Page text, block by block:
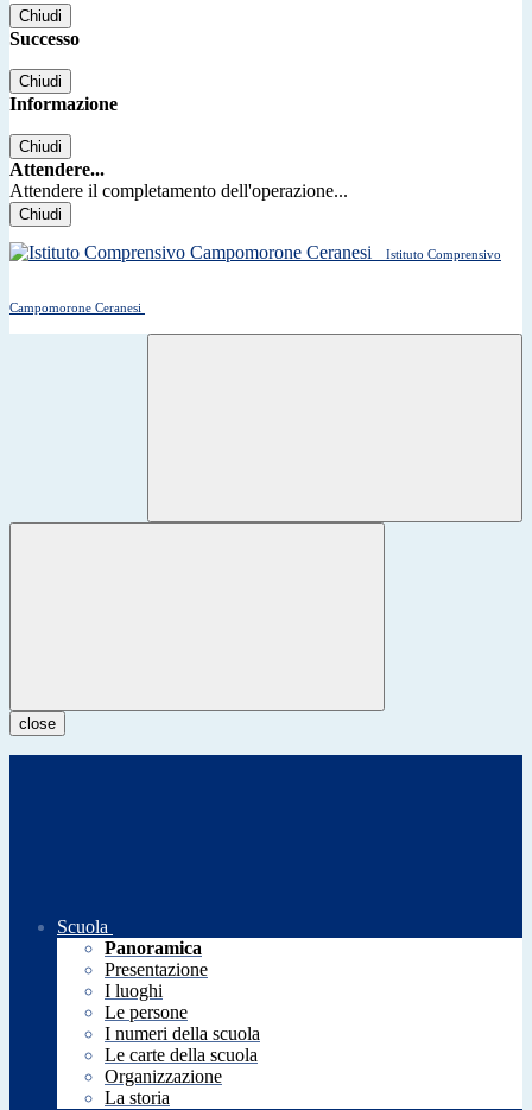
Chiudi
Successo
Chiudi
Informazione
Chiudi
Attendere...
Attendere il completamento dell'operazione...
Chiudi
Istituto Comprensivo
Campomorone Ceranesi
close
Scuola
Panoramica
Presentazione
I luoghi
Le persone
I numeri della scuola
Le carte della scuola
Organizzazione
La storia